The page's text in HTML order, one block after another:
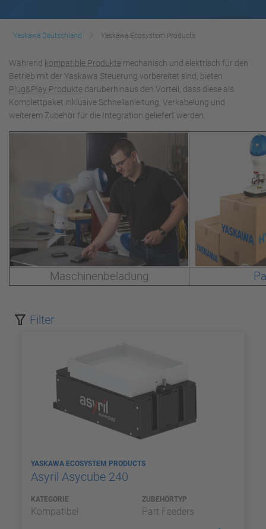
Yaskawa Deutschland Yaskawa Ecosystem Products
Während kompatible Produkte mechanisch und elektrisch für den
Betrieb mit der Yaskawa Steuerung vorbereitet sind, bieten
Plug&Play Produkte darüberhinaus den Vorteil, dass diese als
Komplettpaket inklusive Schnellanleitung, Verkabelung und
weiterem Zubehör für die Integration geliefert werden.
Maschinenbeladung
Filter
YASKAWA ECOSYSTEM PRODUCTS
Asyril Asycube 240
KATEGORIE
Kompatibel
ZUBEHÖRTYP
Part Feeders